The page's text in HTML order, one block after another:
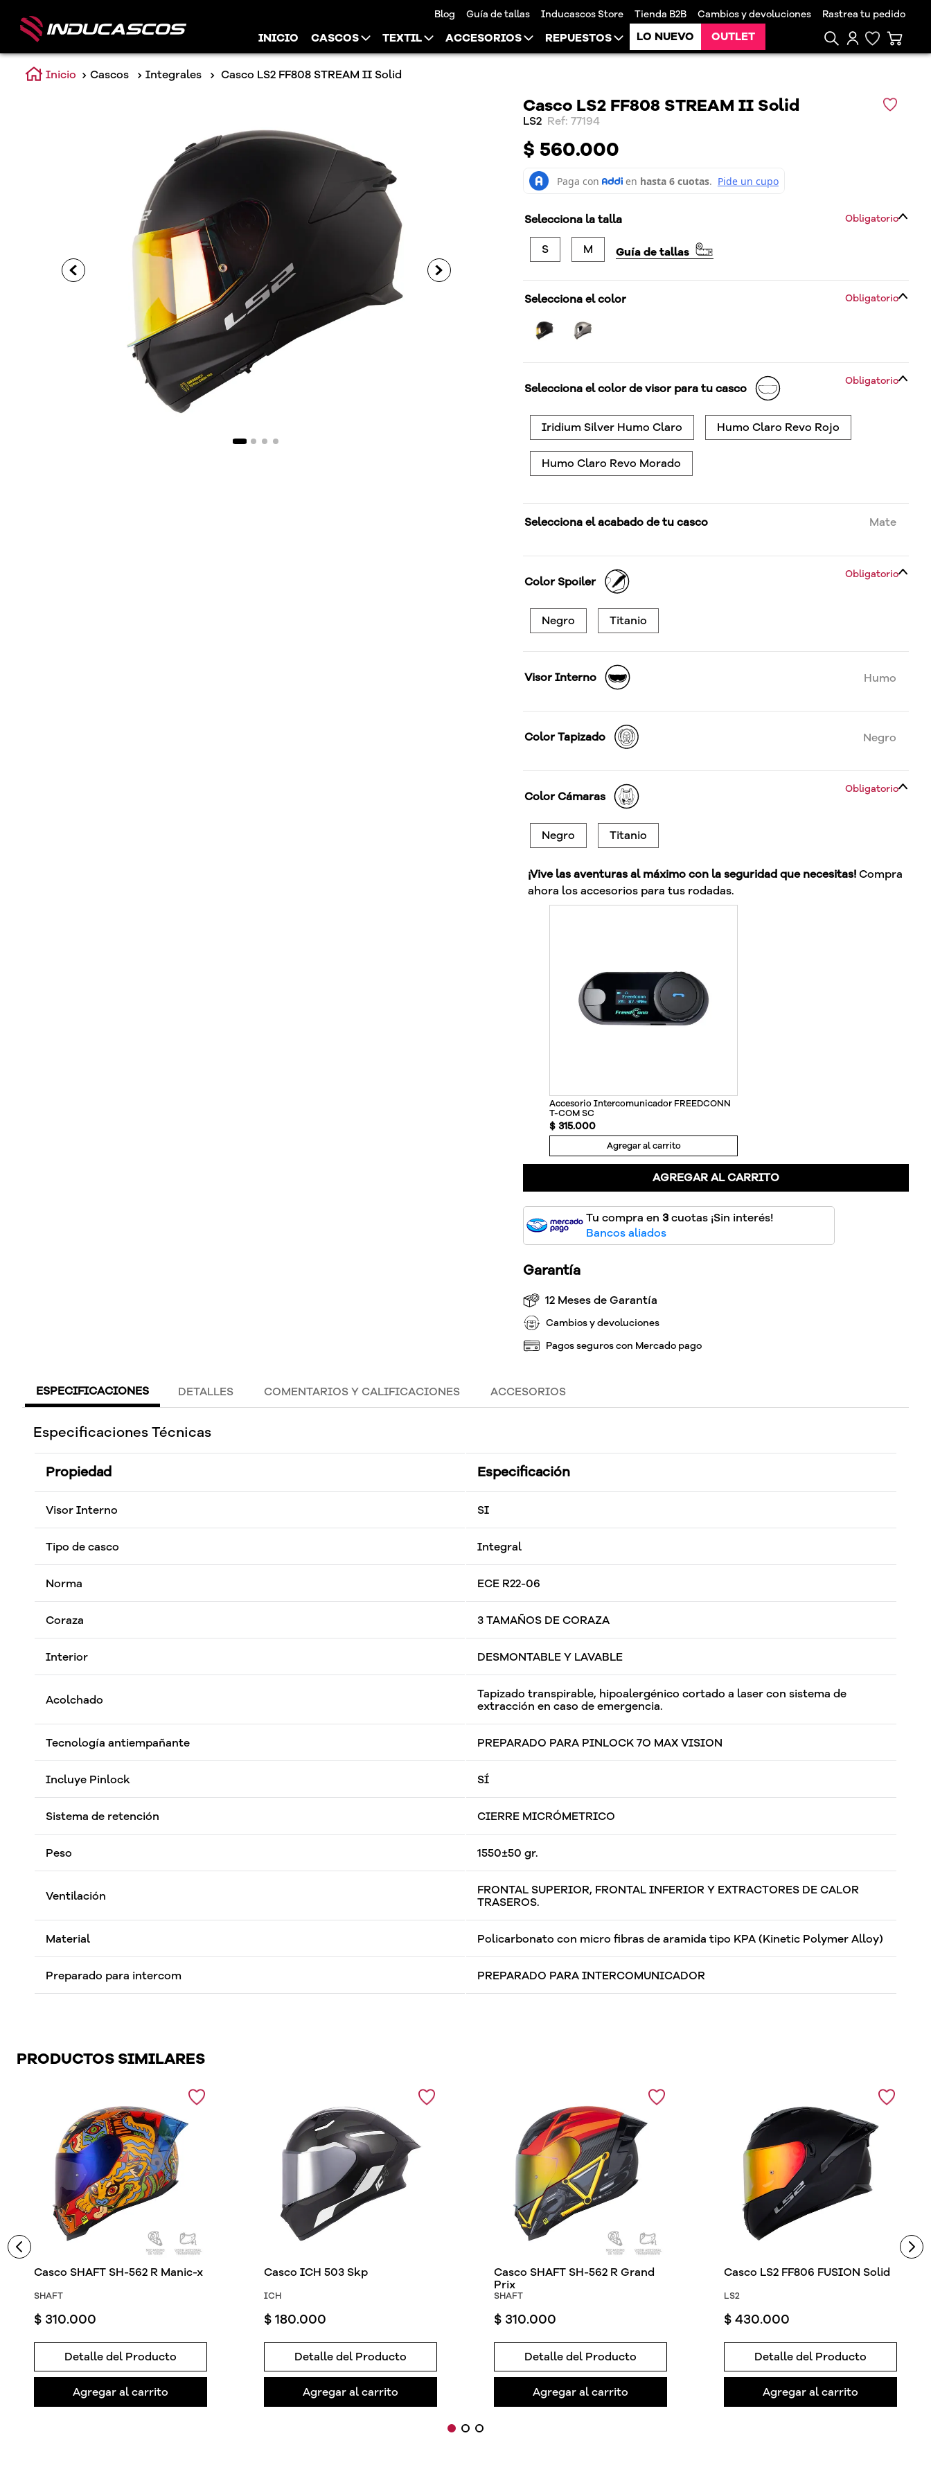
Blog Guía de tallas Inducascos Store Tienda B2B Cambios y devoluciones Rastrea tu pedido
INICIO CASCOS TEXTIL ACCESORIOS REPUESTOS LO NUEVO OUTLET
Cascos Integrales Casco LS2 FF808 STREAM II Solid
Casco LS2 FF808 STREAM II Solid
LS2 :77194
$ 560.000
Selecciona el color Obligatorio
Selecciona la talla Obligatorio
S M Guía de tallas
Selecciona el color de visor para tu casco
Obligatorio
Iridium Silver Humo Claro Humo Claro Revo Rojo
Humo Claro Revo Morado
Selecciona el acabado de tu casco Mate
Color Spoiler
Obligatorio
Negro Titanio
Visor Interno Humo
Color Tapizado Negro
Color Cámaras
Obligatorio
Negro Titanio
¡Vive las aventuras al máximo con la seguridad que necesitas!Compra
ahora los accesorios para tus rodadas.
Accesorio Intercomunicador FREEDCONN
T-COM SC
$ 315.000
Agregar al carrito
AGREGAR AL CARRITO
Tu compra en3cuotas ¡Sin interés!
Bancos aliados
Garantía
12 Meses de Garantía
Cambios y devoluciones
Pagos seguros con Mercado pago
ESPECIFICACIONES DETALLES COMENTARIOS Y CALIFICACIONES ACCESORIOS
Especificaciones Técnicas
Propiedad Especificación
Visor Interno SI
Tipo de casco Integral
Norma ECE R22-06
Coraza 3 TAMAÑOS DE CORAZA
Interior DESMONTABLE Y LAVABLE
Acolchado
Tapizado transpirable, hipoalergénico cortado a laser con sistema de
extracción en caso de emergencia.
Tecnología antiempañante PREPARADO PARA PINLOCK 7O MAX VISION
Incluye Pinlock SÍ
Sistema de retención CIERRE MICRÓMETRICO
Peso 1550±50 gr.
Ventilación
FRONTAL SUPERIOR, FRONTAL INFERIOR Y EXTRACTORES DE CALOR
TRASEROS.
Material Policarbonato con micro fibras de aramida tipo KPA (Kinetic Polymer Alloy)
Preparado para intercom PREPARADO PARA INTERCOMUNICADOR
PRODUCTOS SIMILARES
Casco SHAFT SH-562 R Manic-x
SHAFT
$ 310.000
Detalle del Producto
Agregar al carrito
Casco ICH 503 Skp
ICH
$ 180.000
Detalle del Producto
Agregar al carrito
Casco SHAFT SH-562 R Grand
Prix
SHAFT
$ 310.000
Detalle del Producto
Agregar al carrito
Casco LS2 FF806 FUSION Solid
LS2
$ 430.000
Detalle del Producto
Agregar al carrito